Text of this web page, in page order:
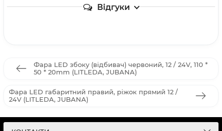
Відгуки
Фара LED збоку (відбивач) червоний, 12 / 24V, 110 *
50 * 20mm (LITLEDA, JUBANA)
Фара LED габаритний правий, ріжок прямий 12 /
24V (LITLEDA, JUBANA)